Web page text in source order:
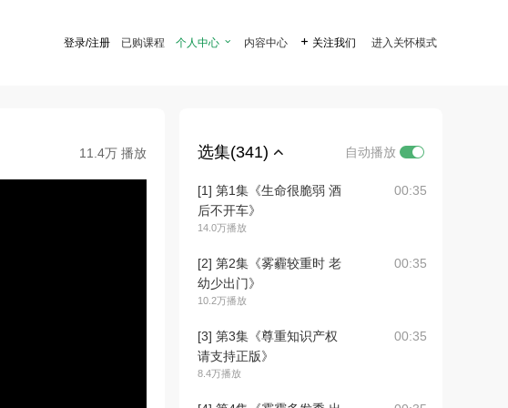
登录/注册 已购课程 个人中心  内容中心  关注我们 进入关怀模式
11.4万 播放 选集(341) 自动播放
[1] 第1集《生命很脆弱 酒
后不开车》
14.0万播放
00:35
[2] 第2集《雾霾较重时 老
幼少出门》
10.2万播放
00:35
[3] 第3集《尊重知识产权
请支持正版》
8.4万播放
00:35